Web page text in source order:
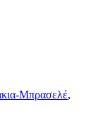
Μπρασελέ,